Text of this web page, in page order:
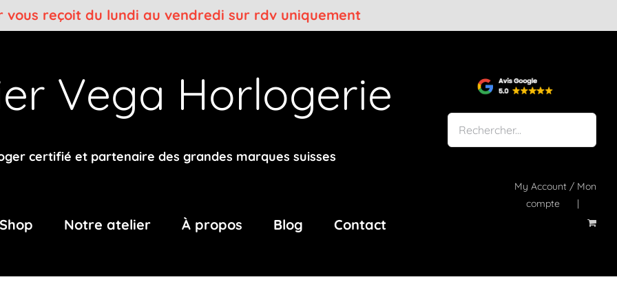
vous reçoit du lundi au vendredi sur rdv uniquement
Vega Horlogerie
certifié et partenaire des grandes marques suisses
Shop Notre atelier À propos Blog Contact
My Account / Mon
compte